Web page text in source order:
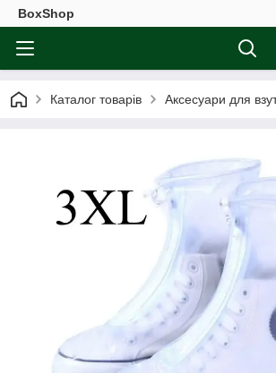
BoxShop
Каталог товарів Аксесуари для